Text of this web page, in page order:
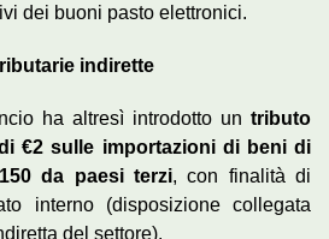
dei buoni pasto elettronici.
indirette
ha altresì introdotto un tributo
€2 sulle importazioni di beni di
da paesi terzi, con finalità di
interno (disposizione collegata
del settore).